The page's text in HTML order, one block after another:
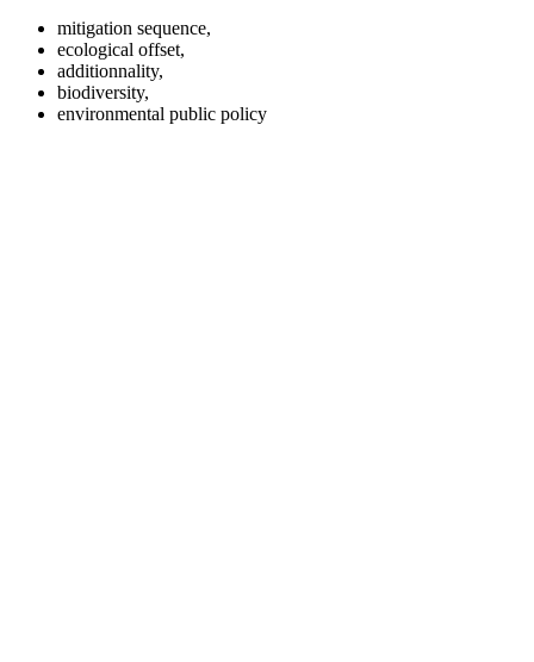
mitigation sequence,
ecological offset,
additionnality,
biodiversity,
environmental public policy